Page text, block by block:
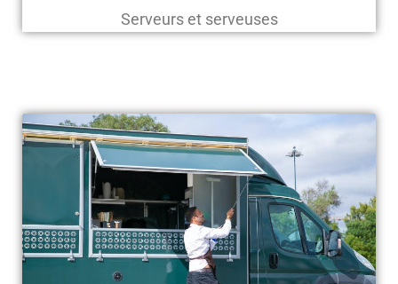
Serveurs et serveuses